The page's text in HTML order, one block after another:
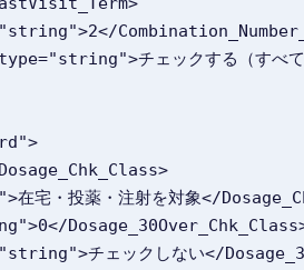
Dosage_Chk_Class>
在宅・投薬・注射を対象</
チェックしない</